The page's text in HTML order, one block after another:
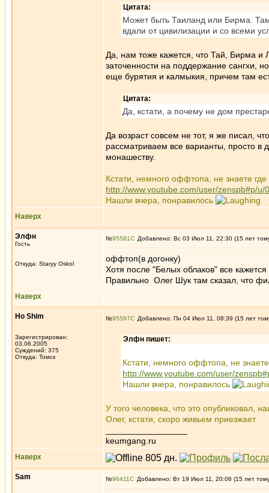
Цитата:
Может быть Таиланд или Бирма.
вдали от цивилизации и со всеми
Да, нам тоже кажется, что Тай, Бирма и
заточенности на поддержание сангхи,
еще бурятия и калмыкия, причем там
Цитата:
Да, кстати, а почему не дом
Да возраст совсем не тот, я же писал,
рассматриваем все варианты, просто в
монашеству.
Кстати, немного оффтопа, не знаете
http://www.youtube.com/user/zenspb#p/u/
Нашли вчера, понравилось
Наверх
Элфн
Гость
Откуда: Staryy Oskol
№95581 Добавлено: Вс 03 Июл 11, 22:30 (15 лет
оффтоп(в догонку)
Хотя после "Белых облаков" все
Правильно Олег Шук там сказал, что
Наверх
Ho Shim
Зарегистрирован:
03.06.2005
Суждений: 375
Откуда: Томск
№95597 Добавлено: Пн 04 Июл 11, 08:39 (15 лет
Элфн пишет:
Кстати, немного оффтопа, не
http://www.youtube.com/user/
Нашли вчера, понравилось
У того человека, что это опубликовал,
Олег, кстати, скоро живьем приезжает
keumgang.ru
Наверх
Sam №96411 Добавлено: Вт 19 Июл 11, 20:06 (15 лет